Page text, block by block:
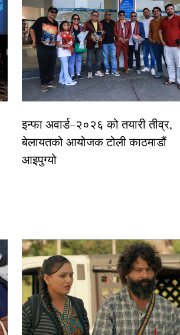
इन्फा अवार्ड–२०२६ को तयारी तीव्र,
बेलायतको आयोजक टोली काठमाडौं
आइपुग्यो